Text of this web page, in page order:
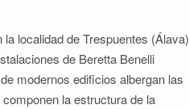
localidad de Trespuentes (Álava)
de Beretta Benelli
modernos edificios albergan las
la estructura de la